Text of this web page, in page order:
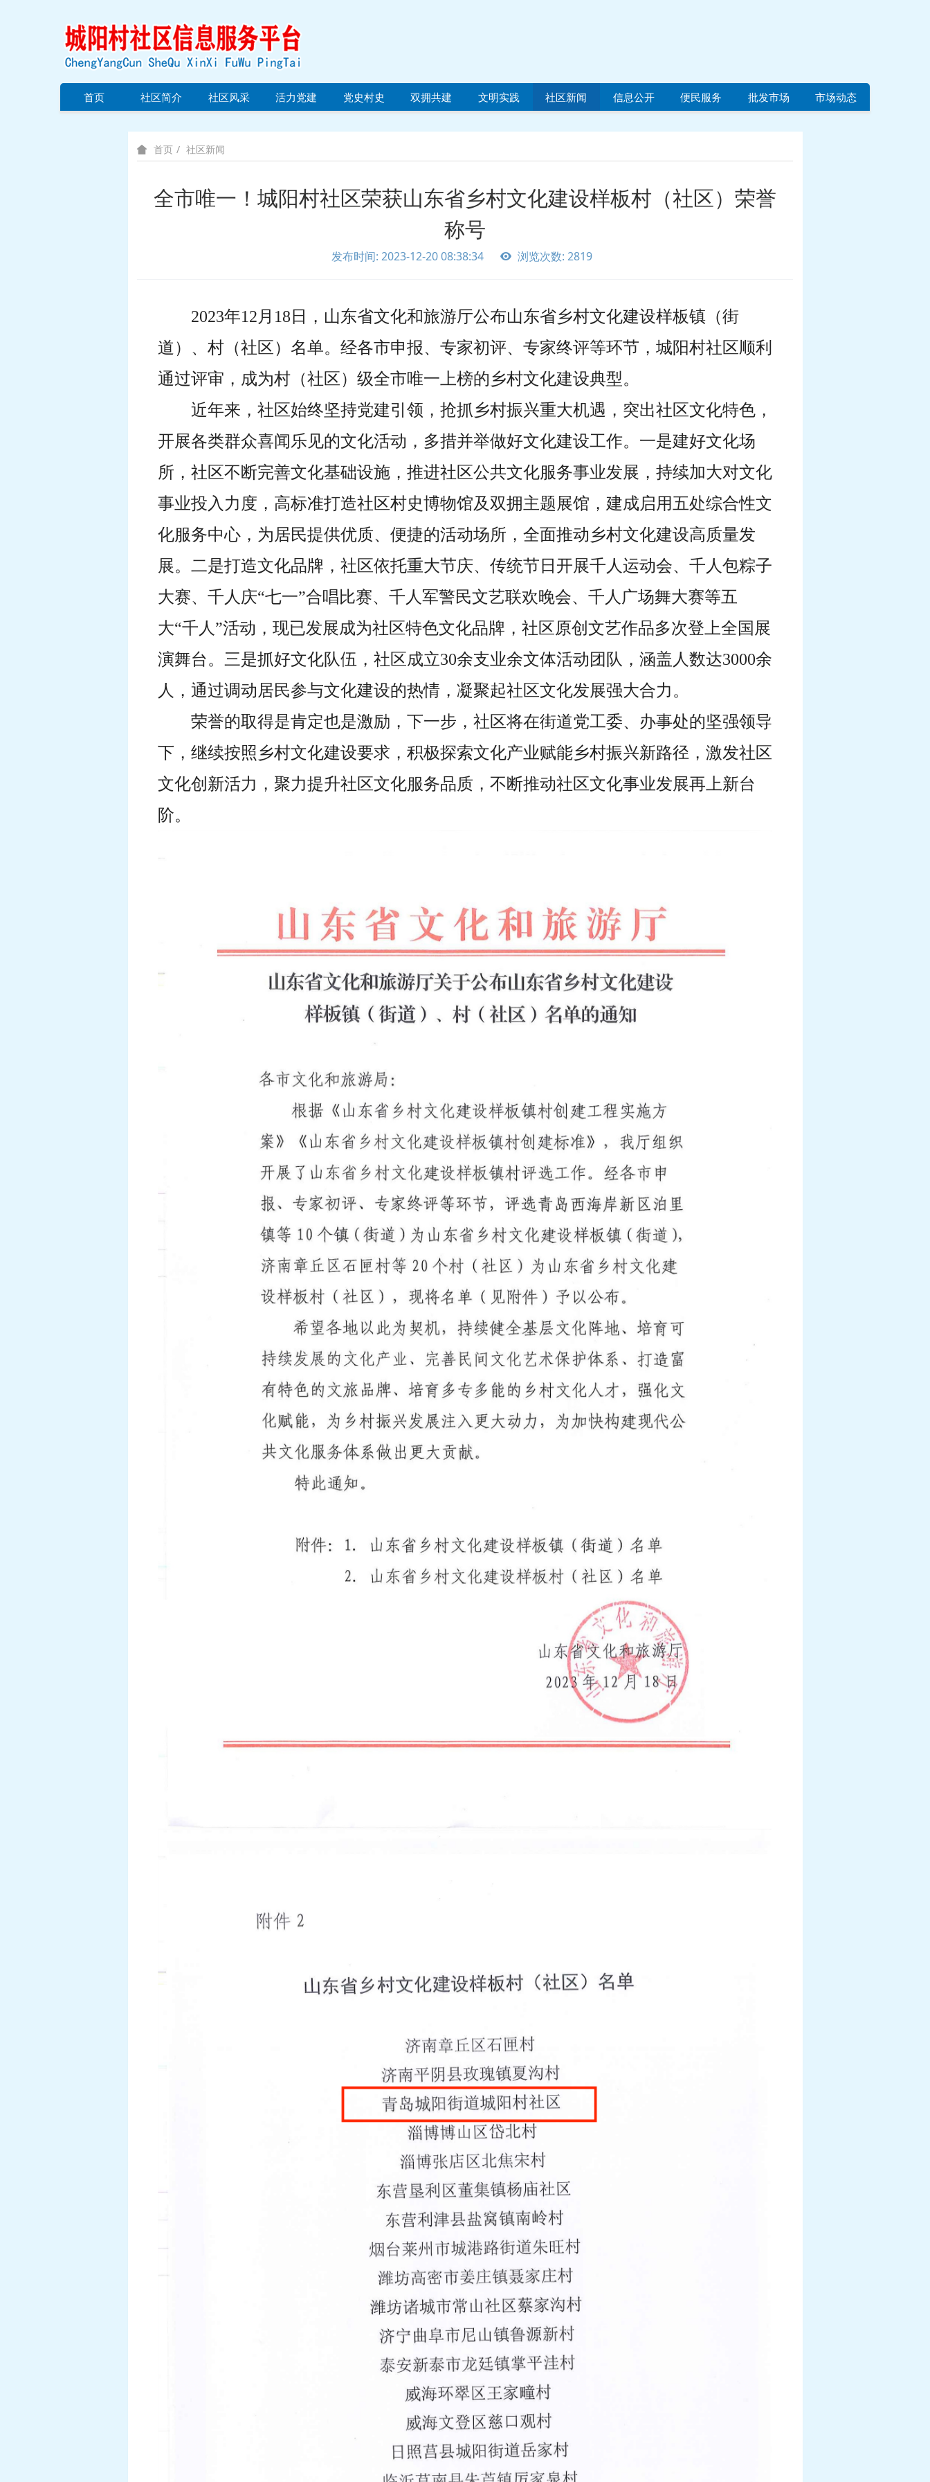
首页 社区简介 社区风采 活力党建 党史村史 双拥共建 文明实践 社区新闻 信息公开 便民服务 批发市场 市场动态
首页 社区新闻
全市唯一！城阳村社区荣获山东省乡村文化建设样板村（社区）荣誉
称号
发布时间: 2023-12-20 08:38:34 浏览次数: 2819
2023年12月18日，山东省文化和旅游厅公布山东省乡村文化建设样板镇（街
道）、村（社区）名单。经各市申报、专家初评、专家终评等环节，城阳村社区顺利
通过评审，成为村（社区）级全市唯一上榜的乡村文化建设典型。
近年来，社区始终坚持党建引领，抢抓乡村振兴重大机遇，突出社区文化特色，
开展各类群众喜闻乐见的文化活动，多措并举做好文化建设工作。一是建好文化场
所，社区不断完善文化基础设施，推进社区公共文化服务事业发展，持续加大对文化
事业投入力度，高标准打造社区村史博物馆及双拥主题展馆，建成启用五处综合性文
化服务中心，为居民提供优质、便捷的活动场所，全面推动乡村文化建设高质量发
展。二是打造文化品牌，社区依托重大节庆、传统节日开展千人运动会、千人包粽子
大赛、千人庆“七一”合唱比赛、千人军警民文艺联欢晚会、千人广场舞大赛等五
大“千人”活动，现已发展成为社区特色文化品牌，社区原创文艺作品多次登上全国展
演舞台。三是抓好文化队伍，社区成立30余支业余文体活动团队，涵盖人数达3000余
人，通过调动居民参与文化建设的热情，凝聚起社区文化发展强大合力。
荣誉的取得是肯定也是激励，下一步，社区将在街道党工委、办事处的坚强领导
下，继续按照乡村文化建设要求，积极探索文化产业赋能乡村振兴新路径，激发社区
文化创新活力，聚力提升社区文化服务品质，不断推动社区文化事业发展再上新台
阶。